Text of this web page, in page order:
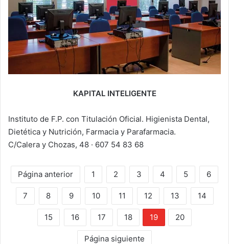
KAPITAL INTELIGENTE
Instituto de F.P. con Titulación Oficial. Higienista Dental,
Dietética y Nutrición, Farmacia y Parafarmacia.
C/Calera y Chozas, 48 · 607 54 83 68
Página anterior 1 2 3 4 5 6
7 8 9 10 11 12 13 14
15 16 17 18 19 20
Página siguiente